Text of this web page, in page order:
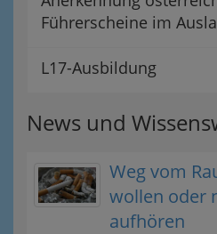
Führerscheine im
L17-Ausbildung
News und
Weg vom
wollen oder
aufhören